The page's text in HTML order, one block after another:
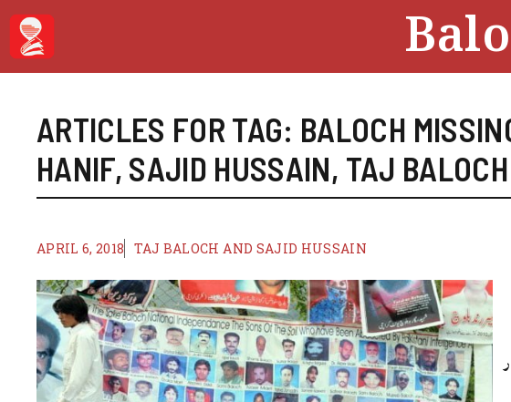
Skip
content
ARTICLES FOR TAG: BALOCH
HANIF, SAJID HUSSAIN, TAJ BALOCH
APRIL 6, 2018 TAJ BALOCH AND SAJID HUSSAIN